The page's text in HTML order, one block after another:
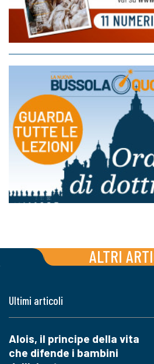
ALTRI
Ultimi articoli
Alois, il principe della vita
che difende i bambini